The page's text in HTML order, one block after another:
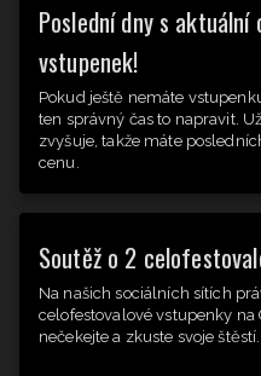
Poslední dny s
vstupenek!
Pokud ještě nemáte
ten správný čas to napravit.
zvyšuje, takže máte
cenu.
Soutěž o 2
Na našich sociálních sítích
celofestovalové vstupenky na
nečekejte a zkuste svoje štěstí.